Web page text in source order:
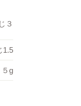
３
1.5
５g